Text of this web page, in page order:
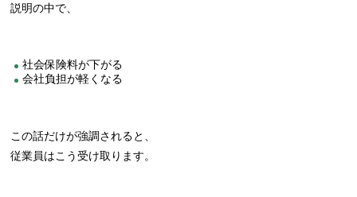
説明の中で、
社会保険料が下がる
会社負担が軽くなる
この話だけが強調されると、
従業員はこう受け取ります。